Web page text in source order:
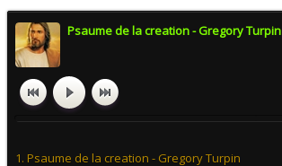
Psaume de la creation - Gregory Turpin
1. Psaume de la creation - Gregory Turpin